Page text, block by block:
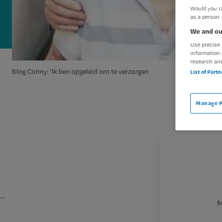
Blog Conny: 'Ik ben opgeleid om te verzorgen
…
Would you
as a person
We and
Use
information
research
List of
Manage